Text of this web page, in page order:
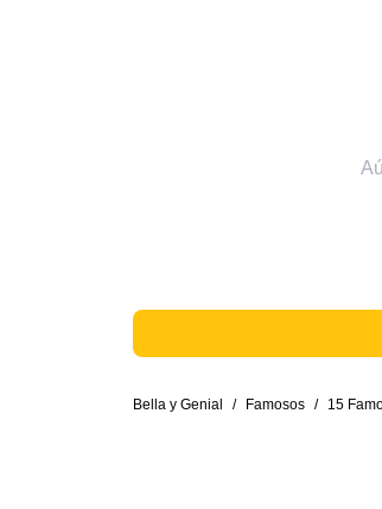
Bella y Genial / Famosos / 15